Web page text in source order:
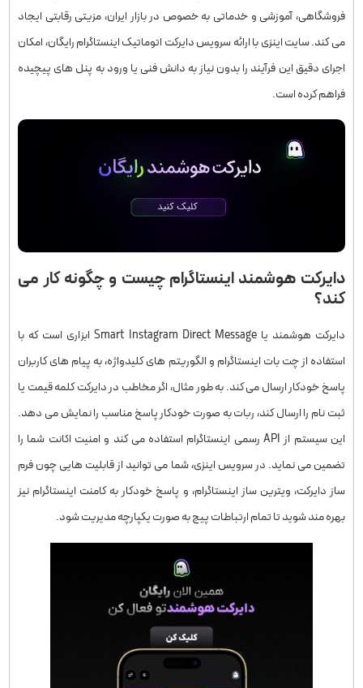
فروشگاهی، آموزشی و خدماتی به‌ خصوص در بازار ایران، مزیتی رقابتی ایجاد
می‌ کند. سایت اینزی با ارائه سرویس دایرکت اتوماتیک اینستاگرام رایگان، امکان
اجرای دقیق این فرآیند را بدون نیاز به دانش فنی یا ورود به پنل ‌های پیچیده
فراهم کرده است.
دایرکت هوشمند اینستاگرام چیست و چگونه کار می
‌کند؟
دایرکت هوشمند یا Smart Instagram Direct Message ابزاری است که با
استفاده از چت ‌بات اینستاگرام و الگوریتم ‌های کلیدواژه، به پیام‌ های کاربران
پاسخ خودکار ارسال می ‌کند. به‌ طور مثال، اگر مخاطب در دایرکت کلمه قیمت یا
ثبت ‌نام را ارسال کند، ربات به‌ صورت خودکار پاسخ مناسب را نمایش می ‌دهد.
این سیستم از API رسمی اینستاگرام استفاده می ‌کند و امنیت اکانت شما را
تضمین می ‌نماید. در سرویس اینزی، شما می ‌توانید از قابلیت ‌هایی چون فرم
‌ساز دایرکت، ویترین ساز اینستاگرام، و پاسخ خودکار به کامنت اینستاگرام نیز
بهره ‌مند شوید تا تمام ارتباطات پیج به ‌صورت یکپارچه مدیریت شود.